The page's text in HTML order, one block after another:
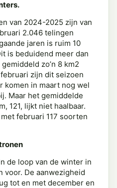
van 2024-2025 zijn van
2.046 telingen
jaren is ruim 10
is beduidend meer dan
zo’n 8 km2
zijn dit seizoen
komen in maart nog wel
Maar het gemiddelde
121, lijkt niet haalbaar.
februari 117 soorten
de loop van de winter in
voor. De aanwezigheid
tot en met december en